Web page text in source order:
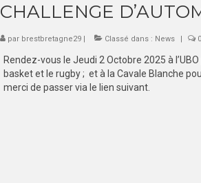
CHALLENGE
par brestbretagne29| Classé dans : News 0
Rendez-vous le Jeudi 2 Octobre 2025 à
basket et le rugby ; et à la Cavale Blanche
merci de passer via le lien suivant.